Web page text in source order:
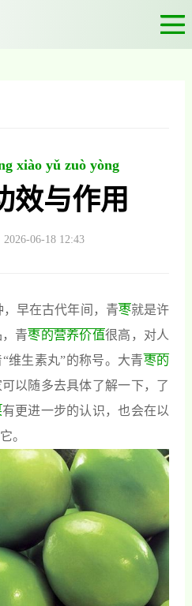
xiào yǔ zuò yòng
效与作用
06-18 12:43
，早在古代年间，青枣就是许
青枣的营养价值很高，对人
维生素丸”的称号。大青枣的
以随多去具体了解一下，了
有更进一步的认识，也会在以
。